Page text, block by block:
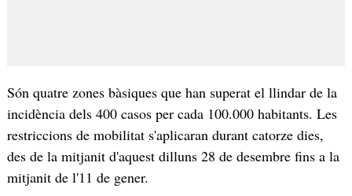
Són quatre zones bàsiques que han superat el llindar de la
incidència dels 400 casos per cada 100.000 habitants. Les
restriccions de mobilitat s'aplicaran durant catorze dies,
des de la mitjanit d'aquest dilluns 28 de desembre fins a la
mitjanit de l'11 de gener.